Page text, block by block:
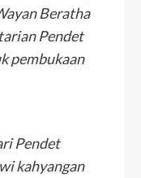
Beratha
Pendet
pembukaan
Pendet
kahyangan